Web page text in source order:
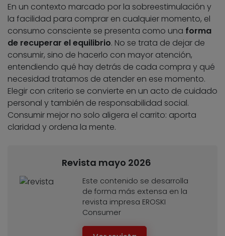
En un contexto marcado por la sobreestimulación y
la facilidad para comprar en cualquier momento, el
consumo consciente se presenta como una forma
de recuperar el equilibrio. No se trata de dejar de
consumir, sino de hacerlo con mayor atención,
entendiendo qué hay detrás de cada compra y qué
necesidad tratamos de atender en ese momento.
Elegir con criterio se convierte en un acto de cuidado
personal y también de responsabilidad social.
Consumir mejor no solo aligera el carrito: aporta
claridad y ordena la mente.
Revista mayo 2026
Este contenido se desarrolla
de forma más extensa en la
revista impresa EROSKI
Consumer